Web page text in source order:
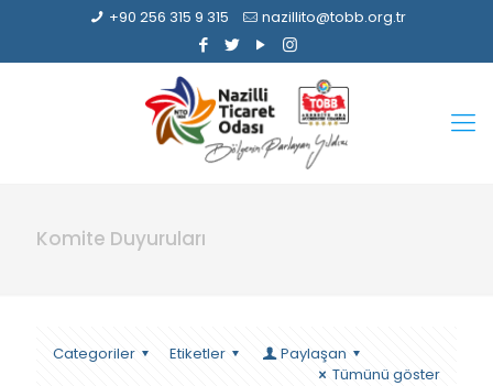
+90 256 315 9 315 nazillito@tobb.org.tr
Komite Duyuruları
Categoriler Etiketler
Paylaşan
Tümünü göster